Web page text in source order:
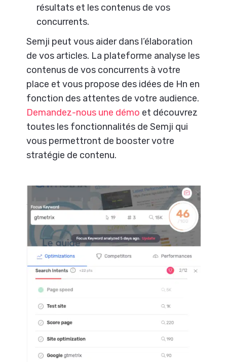
résultats et les contenus de vos
concurrents.
Semji peut vous aider dans l’élaboration
de vos articles. La plateforme analyse les
contenus de vos concurrents à votre
place et vous propose des idées de Hn en
fonction des attentes de votre audience.
Demandez-nous une démo et découvrez
toutes les fonctionnalités de Semji qui
vous permettront de booster votre
stratégie de contenu.